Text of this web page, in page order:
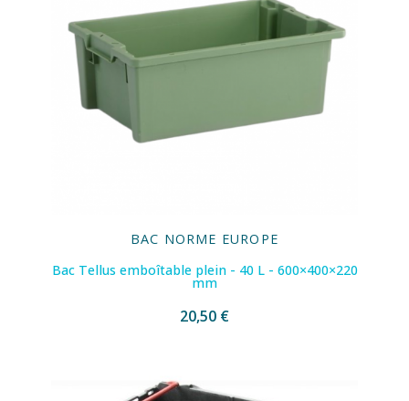
BAC NORME EUROPE
Bac Tellus emboîtable plein - 40 L - 600×400×220
mm
20,50 €